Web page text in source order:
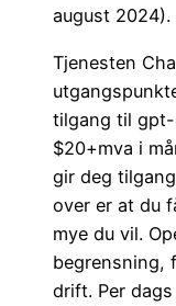
august 2024).
Tjenesten
tilgang til gpt-
$20+mva i
gir deg
over er at du
mye du vil.
begrensning,
drift. Per